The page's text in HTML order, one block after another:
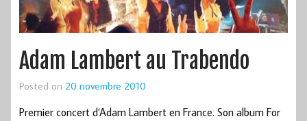
Adam Lambert au Trabendo
Posted on 20 novembre 2010
Premier concert d’Adam Lambert en France. Son album For